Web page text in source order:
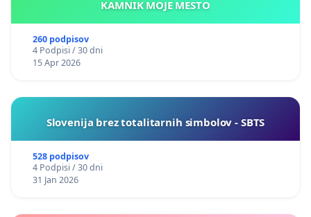
KAMNIK MOJE MESTO
260 podpisov
4 Podpisi / 30 dni
15 Apr 2026
Slovenija brez totalitarnih simbolov - SBTS
528 podpisov
4 Podpisi / 30 dni
31 Jan 2026